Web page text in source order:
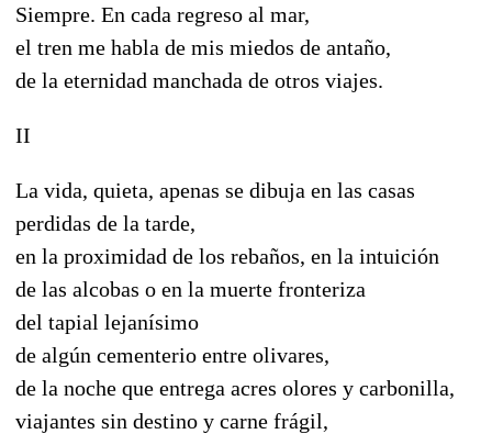
Siempre. En cada regreso al mar,
el tren me habla de mis miedos de antaño,
de la eternidad manchada de otros viajes.
II
La vida, quieta, apenas se dibuja en las casas
perdidas de la tarde,
en la proximidad de los rebaños, en la intuición
de las alcobas o en la muerte fronteriza
del tapial lejanísimo
de algún cementerio entre olivares,
de la noche que entrega acres olores y carbonilla,
viajantes sin destino y carne frágil,